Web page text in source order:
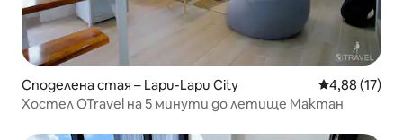
Споделена стая – Lapu-Lapu City Средна
4,88 (17)
Хостел OTravel на 5 минути до летище Мактан